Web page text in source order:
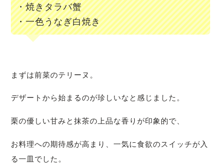
・焼きタラバ蟹
・一色うなぎ白焼き
まずは前菜のテリーヌ。
デザートから始まるのが珍しいなと感じました。
栗の優しい甘みと抹茶の上品な香りが印象的で、
お料理への期待感が高まり、一気に食欲のスイッチが入
る一皿でした。